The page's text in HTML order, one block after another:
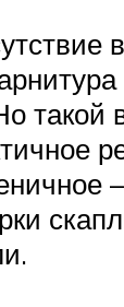
такой